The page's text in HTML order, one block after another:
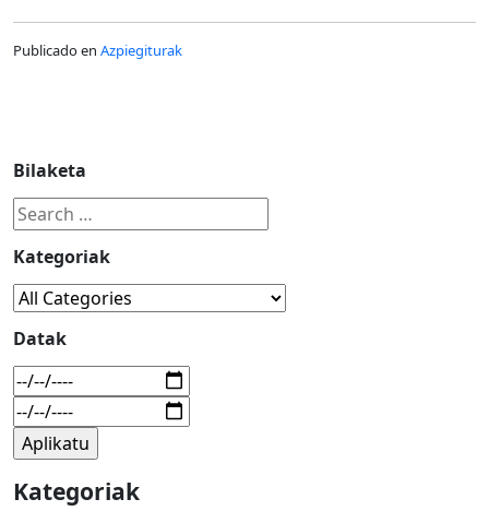
Publicado en Azpiegiturak
Bilaketa
Kategoriak
Datak
Kategoriak